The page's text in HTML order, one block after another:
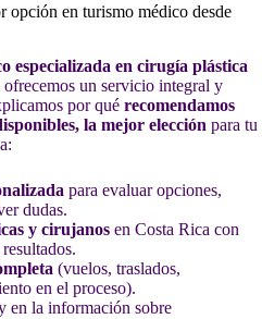
opción en turismo médico desde
especializada en cirugía plástica
ofrecemos un servicio integral y
por qué recomendamos
la mejor elección para tu
para evaluar opciones,
dudas.
y cirujanos en Costa Rica con
(vuelos, traslados,
en el proceso).
en la información sobre